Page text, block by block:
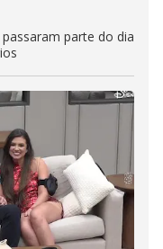
parte do dia